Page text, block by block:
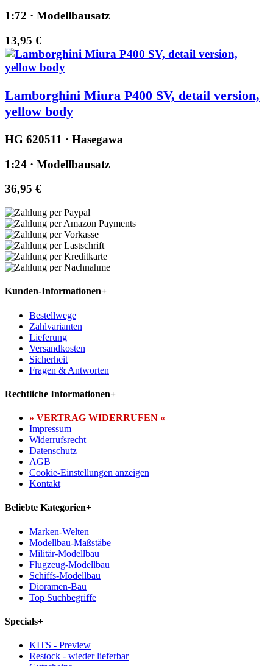
1:72 · Modellbausatz
13,95 €
Lamborghini Miura P400 SV, detail version,
yellow body
HG 620511 · Hasegawa
1:24 · Modellbausatz
36,95 €
Kunden-Informationen+
Bestellwege
Zahlvarianten
Lieferung
Versandkosten
Sicherheit
Fragen & Antworten
Rechtliche Informationen+
» VERTRAG WIDERRUFEN «
Impressum
Widerrufsrecht
Datenschutz
AGB
Cookie-Einstellungen anzeigen
Kontakt
Beliebte Kategorien+
Marken-Welten
Modellbau-Maßstäbe
Militär-Modellbau
Flugzeug-Modellbau
Schiffs-Modellbau
Dioramen-Bau
Top Suchbegriffe
Specials+
KITS - Preview
Restock - wieder lieferbar